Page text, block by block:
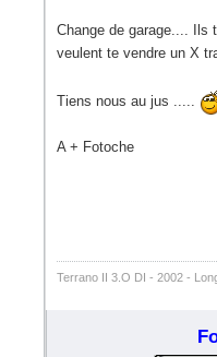
Change de garage.... Ils
veulent te vendre un X
Tiens nous au jus .....
A + Fotoche
Terrano II 3.O DI - 2002 -